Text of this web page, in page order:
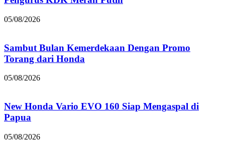
05/08/2026
Sambut Bulan Kemerdekaan Dengan Promo
Torang dari Honda
05/08/2026
New Honda Vario EVO 160 Siap Mengaspal di
Papua
05/08/2026